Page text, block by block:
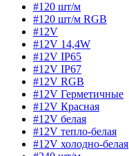
#120 шт/м
#120 шт/м RGB
#12V
#12V 14,4W
#12V IP65
#12V IP67
#12V RGB
#12V Герметичные
#12V Красная
#12V белая
#12V тепло-белая
#12V холодно-белая